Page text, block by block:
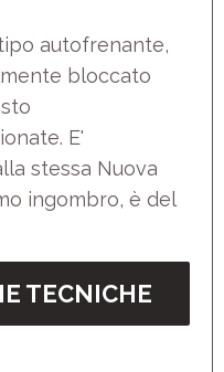
autofrenante,
bloccato
E'
stessa Nuova
ingombro, è del
TECNICHE